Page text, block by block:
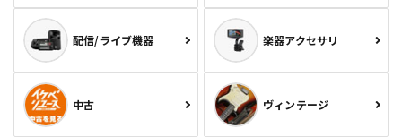
配信/ライブ機器 楽器アクセサリ
中古 ヴィンテージ